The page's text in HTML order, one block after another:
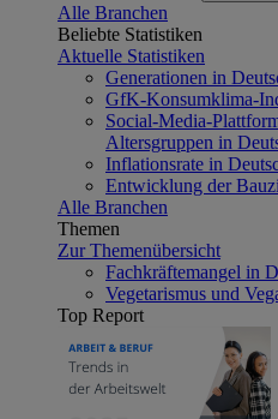
Alle Branchen
Beliebte Statistiken
Aktuelle Statistiken
Generationen in
GfK-Konsumklima-
Social-Media-
Altersgruppen in
Inflationsrate in
Entwicklung der
Alle Branchen
Themen
Zur Themenübersicht
Fachkräftemangel in
Vegetarismus und
Top Report